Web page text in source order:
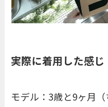
実際に着用した感じ
モデル：3歳と9ヶ月（